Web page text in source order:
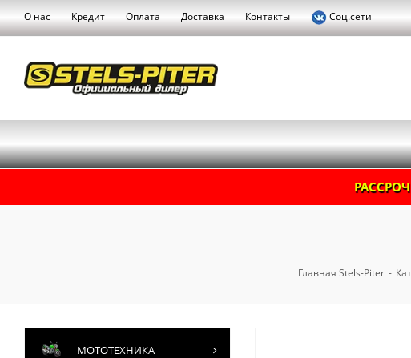
О нас Кредит Оплата Доставка Контакты Соц.сети
Главная Stels-Piter -
МОТОТЕХНИКА